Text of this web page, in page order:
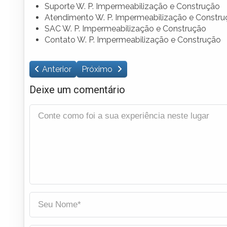
Suporte W. P. Impermeabilização e Construção
Atendimento W. P. Impermeabilização e
SAC W. P. Impermeabilização e Construção
Contato W. P. Impermeabilização e Construção
Anterior Próximo
Deixe um comentário